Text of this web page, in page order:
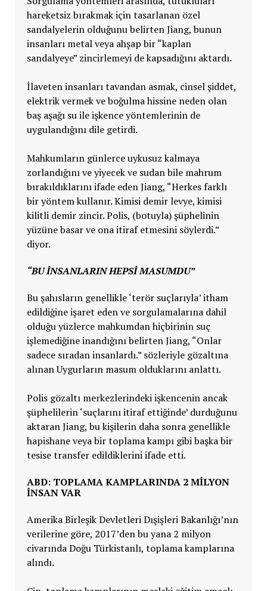
hareketsiz bırakmak için tasarlanan özel
sandalyelerin olduğunu belirten Jiang, bunun
insanları metal veya ahşap bir “kaplan
sandalyeye” zincirlemeyi de kapsadığını aktardı.
İlaveten insanları tavandan asmak, cinsel şiddet,
elektrik vermek ve boğulma hissine neden olan
baş aşağı su ile işkence yöntemlerinin de
uygulandığını dile getirdi.
Mahkumların günlerce uykusuz kalmaya
zorlandığını ve yiyecek ve sudan bile mahrum
bırakıldıklarını ifade eden Jiang, “Herkes farklı
bir yöntem kullanır. Kimisi demir levye, kimisi
kilitli demir zincir. Polis, (botuyla) şüphelinin
yüzüne basar ve ona itiraf etmesini söylerdi.”
diyor.
“BU INSANLARIN HEPSI MASUMDU”
Bu şahısların genellikle ‘terör suçlarıyla’ itham
edildiğine işaret eden ve sorgulamalarına dahil
olduğu yüzlerce mahkumdan hiçbirinin suç
işlemediğine inandığını belirten Jiang, “Onlar
sadece sıradan insanlardı.” sözleriyle gözaltına
alınan Uygurların masum olduklarını anlattı.
Polis gözaltı merkezlerindeki işkencenin ancak
şüphelilerin ‘suçlarını itiraf ettiğinde’ durduğunu
aktaran Jiang, bu kişilerin daha sonra genellikle
hapishane veya bir toplama kampı gibi başka bir
tesise transfer edildiklerini ifade etti.
ABD: TOPLAMA KAMPLARINDA 2 MILYON
INSAN VAR
Amerika Birleşik Devletleri Dışişleri Bakanlığı’nın
verilerine göre, 2017’den bu yana 2 milyon
civarında Doğu Türkistanlı, toplama kamplarına
alındı.